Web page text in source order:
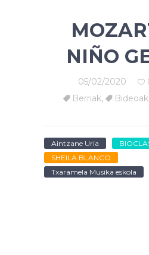
NIÑO
05/02/2020
Berriak, Bideoak
Aintzane Uria
SHEILA BLANCO
Txaramela Musika eskola